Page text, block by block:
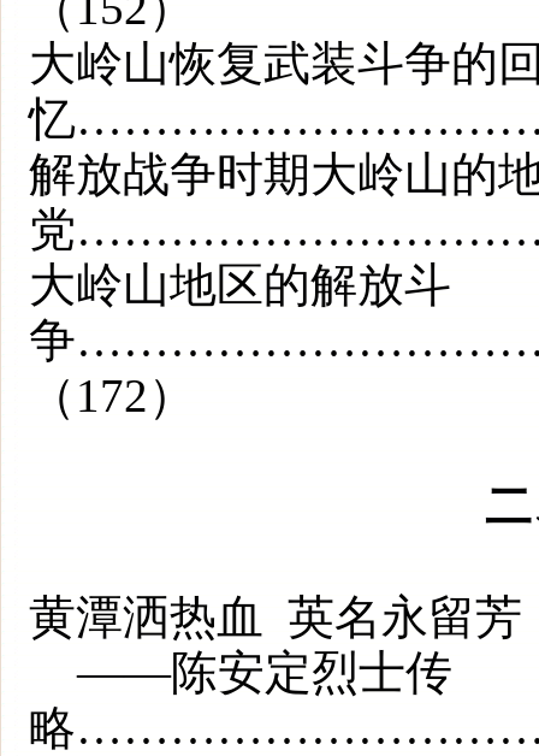
大岭山恢复武装斗争的
忆
解放战争时期大岭山的
党
大岭山地区的解放斗
争
（172）
黄潭洒热血 英名永留芳
——陈安定烈士传
略